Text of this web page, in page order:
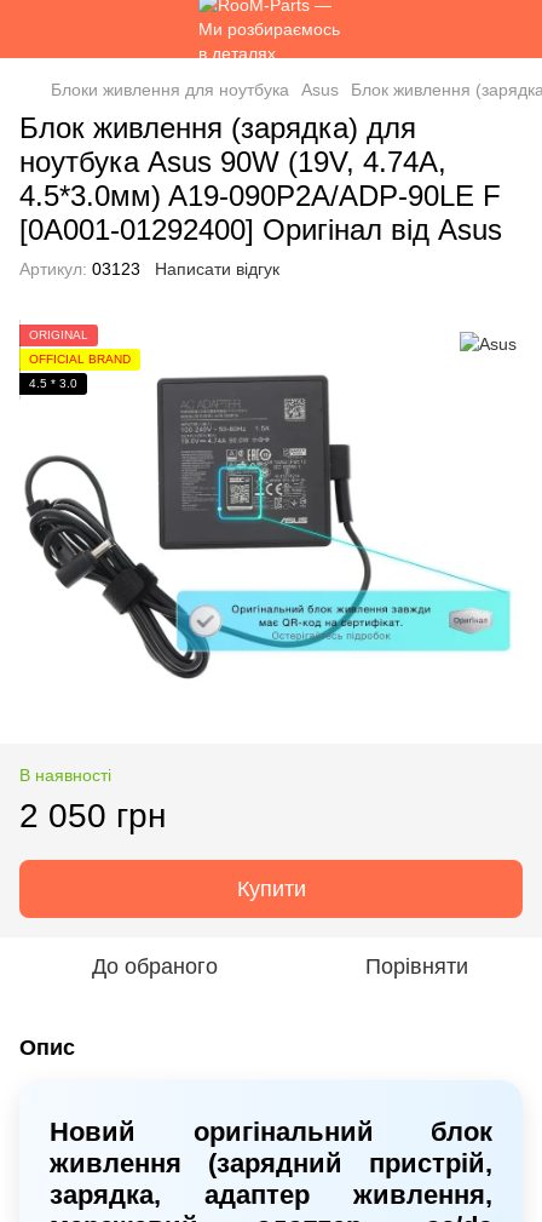
Блоки живлення для ноутбука Asus Блок живлення
Блок живлення (зарядка) для
ноутбука Asus 90W (19V, 4.74A,
4.5*3.0мм) A19-090P2A/ADP-90LE F
[0A001-01292400] Оригінал від Asus
Артикул: 03123 Написати відгук
ORIGINAL
OFFICIAL BRAND
4.5 * 3.0
В наявності
2 050 грн
Купити
До обраного Порівняти
Опис
Новий оригінальний блок
живлення (зарядний пристрій,
зарядка, адаптер живлення,